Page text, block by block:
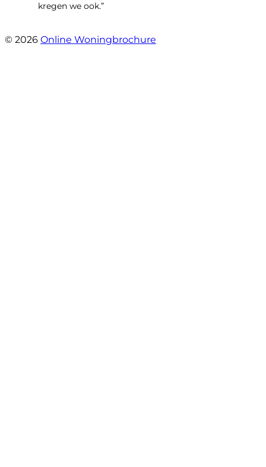
kregen we ook.”
© 2026 Online Woningbrochure